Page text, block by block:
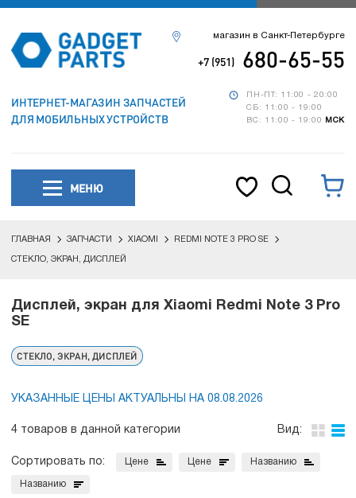
ИНТЕРНЕТ-МАГАЗИН ЗАПЧАСТЕЙ
ДЛЯ МОБИЛЬНЫХ УСТРОЙСТВ
ПН-ПТ: 11:00 - 20:00
СБ: 11:00 - 19:00
ВС: 11:00 - 19:00
МСК
магазин в Санкт-Петербурге
+7 (951) 680-65-55
МЕНЮ
ГЛАВНАЯ ЗАПЧАСТИ XIAOMI REDMI NOTE 3 PRO SE
СТЕКЛО, ЭКРАН, ДИСПЛЕЙ
Дисплей, экран для Xiaomi Redmi Note 3 Pro
SE
СТЕКЛО, ЭКРАН, ДИСПЛЕЙ
УКАЗАННЫЕ ЦЕНЫ АКТУАЛЬНЫ НА 08.08.2026
4 товаров в данной категории Вид:
Сортировать по: Цене Цене Названию
Названию